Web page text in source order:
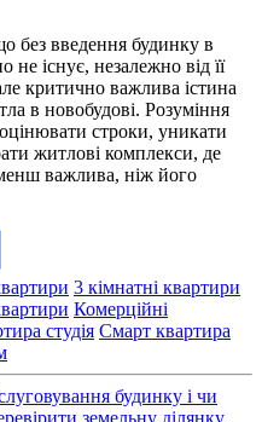
без введення будинку в
існує, незалежно від її
критично важлива істина
в новобудові. Розуміння
строки, уникати
житлові комплекси, де
важлива, ніж його
3 кімнатні квартири
Комерційні
студія Смарт квартира
будинку і чи
земельну ділянку